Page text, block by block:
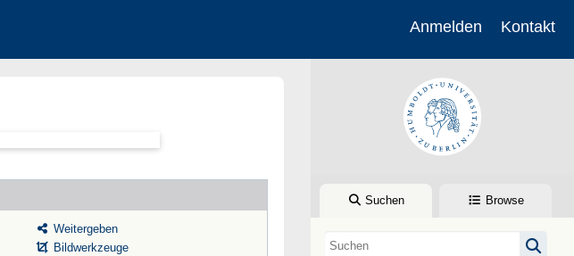
Anmelden Kontakt
Suchen Browse
Weitergeben
Bildwerkzeuge